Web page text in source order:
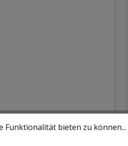
Funktionalität bieten zu können...